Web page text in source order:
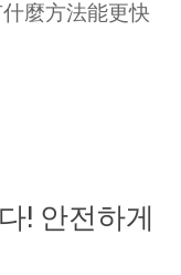
麼方法能更快
! 안전하게